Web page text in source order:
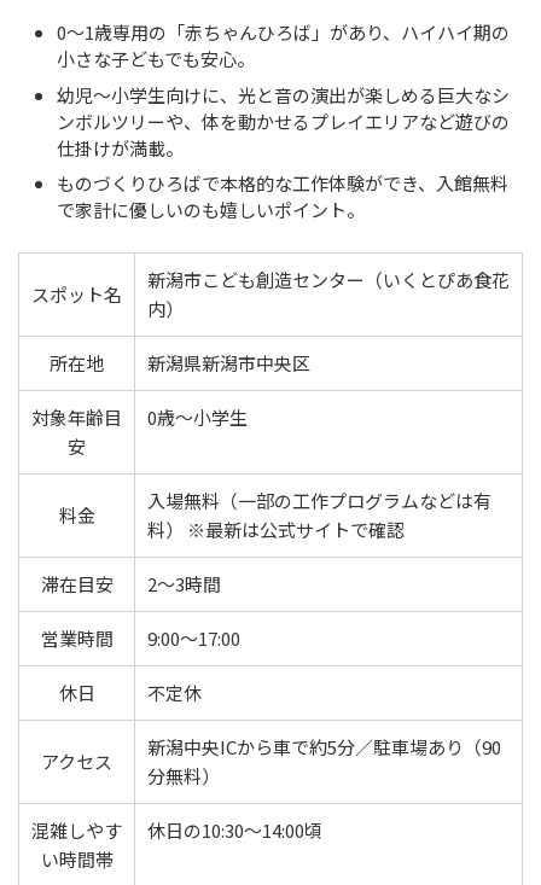
0〜1歳専用の「赤ちゃんひろば」があり、ハイハイ期の
小さな子どもでも安心。
幼児〜小学生向けに、光と音の演出が楽しめる巨大なシ
ンボルツリーや、体を動かせるプレイエリアなど遊びの
仕掛けが満載。
ものづくりひろばで本格的な工作体験ができ、入館無料
で家計に優しいのも嬉しいポイント。
スポット名
新潟市こども創造センター（いくとぴあ食花
内）
所在地 新潟県新潟市中央区
対象年齢目
安
0歳〜小学生
料金
入場無料（一部の工作プログラムなどは有
料） ※最新は公式サイトで確認
滞在目安 2〜3時間
営業時間 9:00〜17:00
休日 不定休
アクセス
新潟中央ICから車で約5分／駐車場あり（90
分無料）
混雑しやす
い時間帯
休日の10:30〜14:00頃